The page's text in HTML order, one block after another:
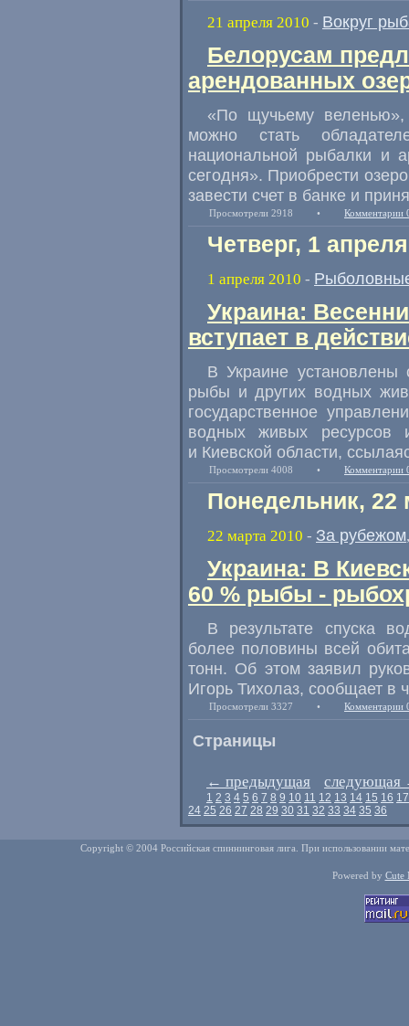
21 апреля 2010 - Вокруг
Белорусам
арендованных
«По щучьему
можно стать
национальной рыбалки и
сегодня». Приобрести
завести счет в банке и
Просмотрели 2918 • Комментарии
Четверг, 1
1 апреля 2010 -
Украина:
вступает в
В Украине установлены
рыбы и других водных
государственное
водных живых ресурсов
и Киевской области,
Просмотрели 4008 • Комментарии
Понедельник, 22
22 марта 2010 - За рубежом
Украина: В
60 % рыбы -
В результате спуска
более половины всей
тонн. Об этом заявил
Игорь Тихолаз, сообщает в
Просмотрели 3327 • Комментарии
Страницы
← предыдущая следующая
1 2 3 4 5 6 7 8 9 10 11 12 13 14 15 16 17
24 25 26 27 28 29 30 31 32 33 34 35 36
Copyright © 2004 Российская спиннинговая лига. При использовании
Powered by Cute